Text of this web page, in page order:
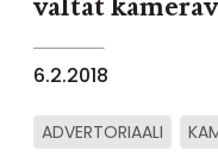
6.2.2018
ADVERTORIAALI